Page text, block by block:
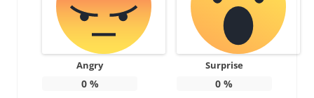
Angry
0%
Surprise
0 %